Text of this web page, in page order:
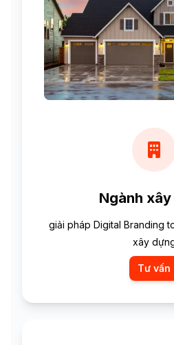
Ngành
giải pháp Digital Branding
xây
Tư vấn